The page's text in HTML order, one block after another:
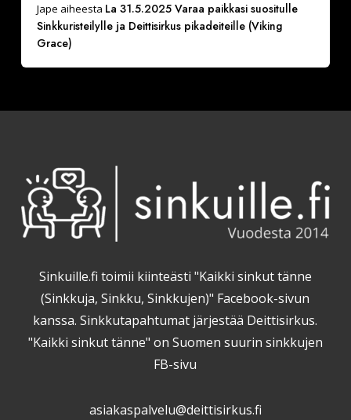
Jape aiheesta La 31.5.2025 Varaa paikkasi suositulle
Sinkkuristeilylle ja Deittisirkus pikadeiteille (Viking
Grace)
Sinkuille.fi toimii kiinteästi "Kaikki sinkut tänne
(Sinkkuja, Sinkku, Sinkkujen)" Facebook-sivun
kanssa. Sinkkutapahtumat järjestää Deittisirkus.
"Kaikki sinkut tänne" on Suomen suurin sinkkujen
FB-sivu
asiakaspalvelu@deittisirkus.fi